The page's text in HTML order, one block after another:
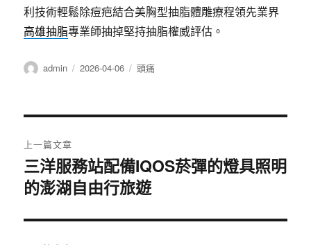
利技術輕鬆除痘疤結合美胸型抽脂體雕療程領先業界
高雄抽脂專業師抽掉堅持抽脂權威評估。
作
admin
發
2026-04-06
分
頭痛
章
導
覽
上一篇文章
上
一
文
三洋服務站配備IQOS菸彈的燈具照明
的澎湖自由行旅遊